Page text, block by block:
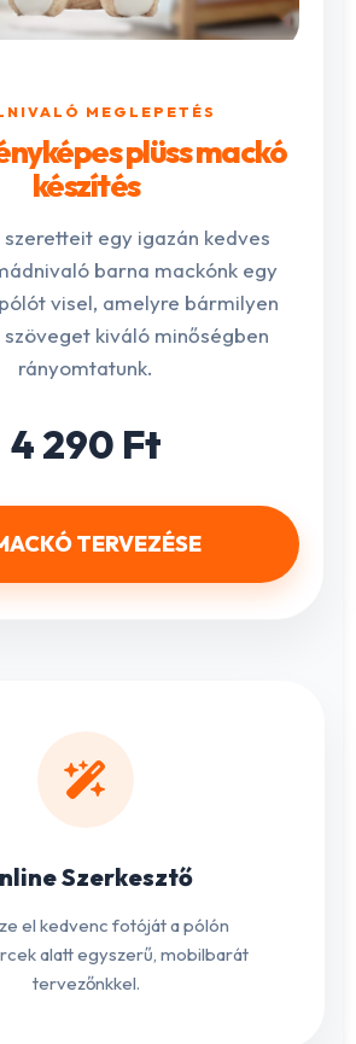
MEGLEPETÉS
plüss mackó
készítés
egy igazán kedves
barna mackónk egy
visel, amelyre bármilyen
kiváló minőségben
rányomtatunk.
4 290 Ft
TERVEZÉSE
Szerkesztő
el kedvenc fotóját a pólón
alatt egyszerű, mobilbarát
tervezőnkkel.